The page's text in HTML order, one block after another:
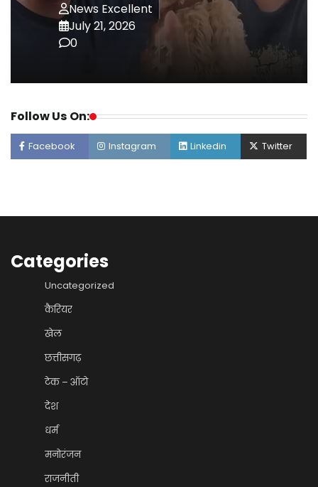
News Excellent
July 21, 2026
0
Follow Us On:
Facebook Instagram Linkedin Twitter
Categories
Uncategorized
कैरियर
खेल
छत्तीसगढ़
टेक – ऑटो
देश
धर्म
मनोरंजन
राजनीती